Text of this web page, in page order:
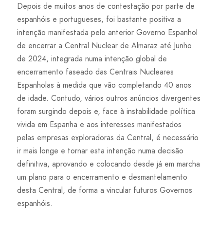
Depois de muitos anos de contestação por parte de
espanhóis e portugueses, foi bastante positiva a
intenção manifestada pelo anterior Governo Espanhol
de encerrar a Central Nuclear de Almaraz até Junho
de 2024, integrada numa intenção global de
encerramento faseado das Centrais Nucleares
Espanholas à medida que vão completando 40 anos
de idade. Contudo, vários outros anúncios divergentes
foram surgindo depois e, face à instabilidade política
vivida em Espanha e aos interesses manifestados
pelas empresas exploradoras da Central, é necessário
ir mais longe e tornar esta intenção numa decisão
definitiva, aprovando e colocando desde já em marcha
um plano para o encerramento e desmantelamento
desta Central, de forma a vincular futuros Governos
espanhóis.